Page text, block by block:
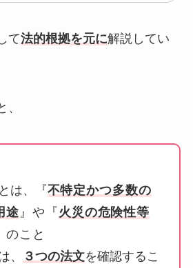
て法的根拠を元に解説してい
は、『不特定かつ多数の
途 』や『 火災の危険性等
のこと
、
３つの法文を確認するこ